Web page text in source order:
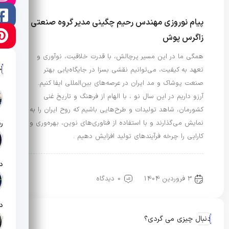
پیام نوروزی مهندس رحیم چگینی مدیر گروه صنعتی
زاگرس پوش
همگی ما در این مسیر پرچالش، با قدرت خلاقیت، نوآوری و
تعهد به کیفیت، می‌توانیم نقشی بسزا در جایگاه‌یابی بهتر
صنعت پوشاک و مد ایران در عرصه‌های بین‌المللی ایفا کنیم.
آرزو داریم در این سال نو ، با الهام از فرهنگ و تاریخ غنی
کشورمان، شاهد تولیدات و طرح‌هایی باشیم که روح ایران را به
نمایش می‌گذارند و با استفاده از فناوری‌های نوین، بهره‌وری و
کارایی را چرخه فرآیندهای تولید افزایش دهیم .
3 فروردین 1404 0 دیدگاه
دنبال چیزی می گردی؟